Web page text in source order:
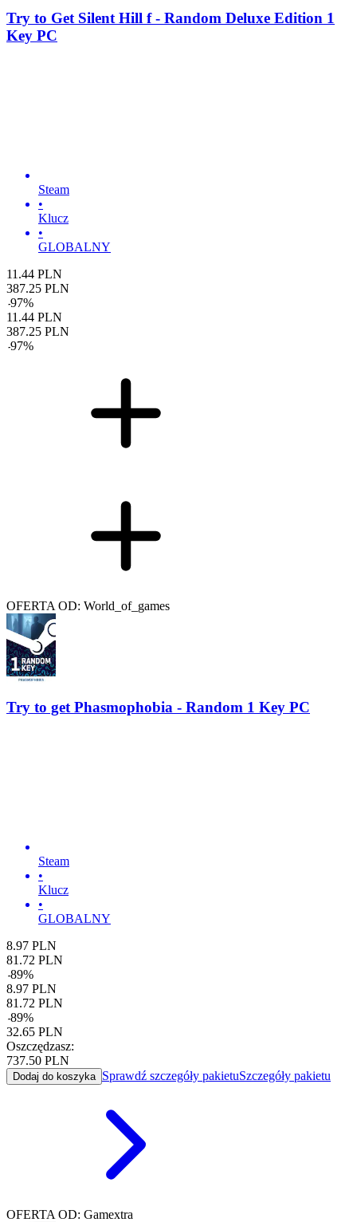
Try to Get Silent Hill f - Random Deluxe Edition 1
Key PC
Steam
•
Klucz
•
GLOBALNY
11.44 PLN
387.25 PLN
-97%
11.44 PLN
387.25 PLN
-97%
OFERTA OD: World_of_games
Try to get Phasmophobia - Random 1 Key PC
Steam
•
Klucz
•
GLOBALNY
8.97 PLN
81.72 PLN
-89%
8.97 PLN
81.72 PLN
-89%
32.65 PLN
Oszczędzasz:
737.50 PLN
Dodaj do koszyka Sprawdź szczegóły pakietuSzczegóły pakietu
OFERTA OD: Gamextra